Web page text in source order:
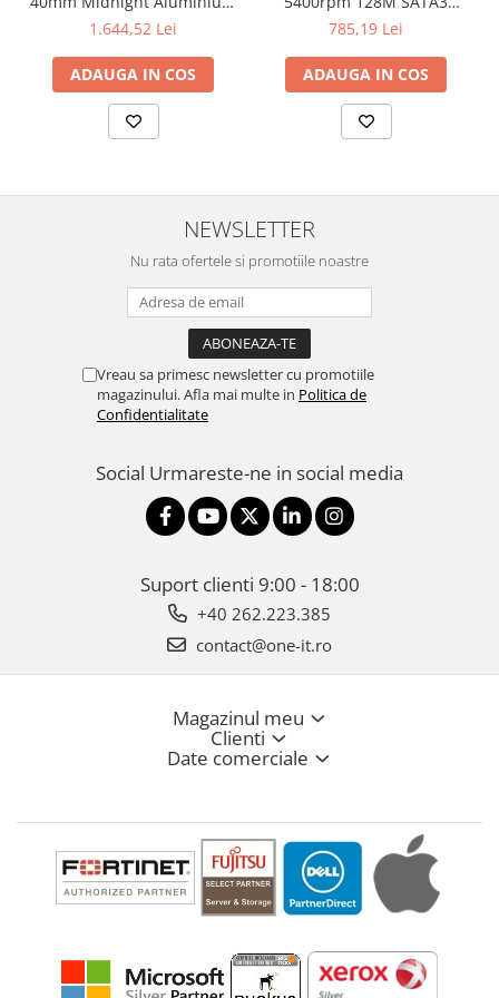
Televizoare & accesorii
Multiboard & Accessorii
Multimedia
Foto & Video
Case with Midnight Sport
1.644,52 Lei
ADAUGA IN COS
SEAGATE
785,19 Lei
ADAUGA IN COS
NEWSLETTER
Nu rata ofertele si promotiile noastre
Vreau sa primesc newsletter cu promotiile
magazinului. Afla mai multe in Politica de
Confidentialitate
Social Urmareste-ne in social media
Suport clienti 9:00 - 18:00
+40 262.223.385
contact@one-it.ro
Magazinul meu
Clienti
Date comerciale